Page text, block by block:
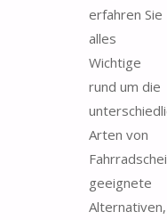
erfahren Sie
alles
Wichtige
rund um die
Arten von
geeignete
Alternativen,